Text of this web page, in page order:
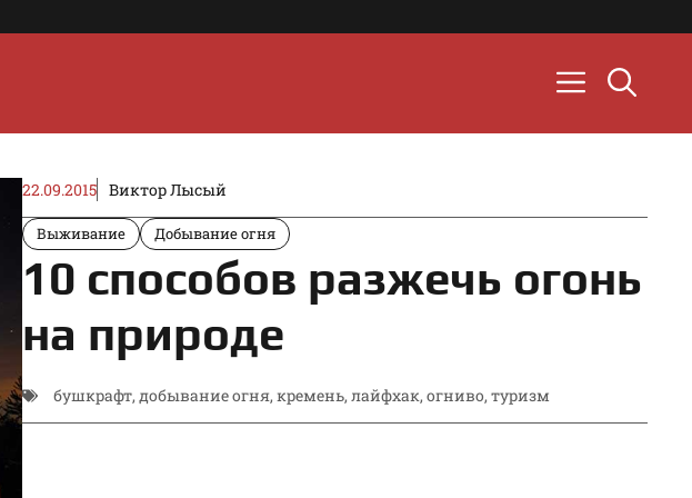
22.09.2015 Виктор Лысый
Выживание Добывание огня
10 способов разжечь огонь
на природе
бушкрафт, добывание огня, кремень, лайфхак, огниво, туризм